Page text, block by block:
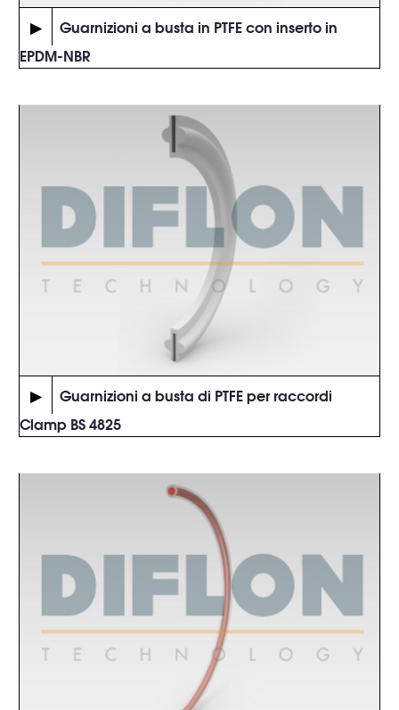
▶
Guarnizioni a busta in PTFE con inserto in
EPDM-NBR
▶
Guarnizioni a busta di PTFE per raccordi
Clamp BS 4825